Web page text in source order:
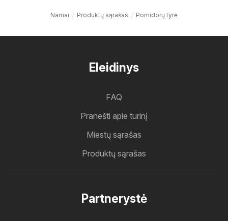
Namai Produktų sąrašas Pomidorų tyrė
Eleidinys
FAQ
Pranešti apie turinį
Miestų sąrašas
Produktų sąrašas
Partnerystė